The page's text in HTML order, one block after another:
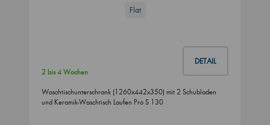
Flat
DETAIL
2 bis 4 Wochen
Waschtischunterschrank (1260x442x350) mit 2 Schubladen
und Keramik-Waschtisch Laufen Pro S 130